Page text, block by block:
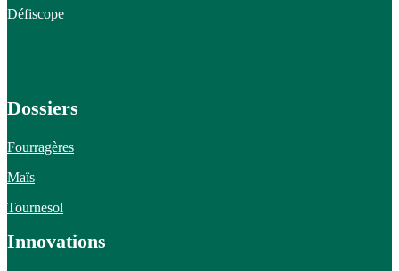
Défiscope
Dossiers
Fourragères
Maïs
Tournesol
Innovations